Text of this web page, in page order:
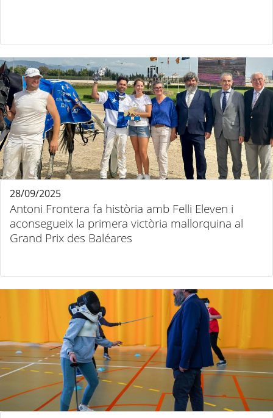
Antoni Frontera fa història amb Felli Eleven i
aconsegueix la primera victòria mallorquina al
Grand Prix des Baléares
28/09/2025